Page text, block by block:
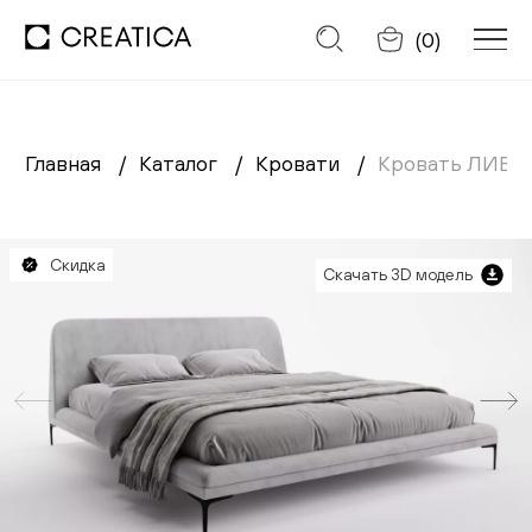
Отменить
(0)
Заказать обратный звонок
Каталог
Кресла
Кровати
Главная Каталог Кровати Кровать
Скидка
Скачать 3D модель